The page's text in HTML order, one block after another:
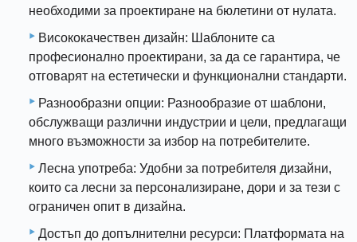
необходими за проектиране на бюлетини от нулата.
Висококачествен дизайн: Шаблоните са
професионално проектирани, за да се гарантира, че
отговарят на естетически и функционални стандарти.
Разнообразни опции: Разнообразие от шаблони,
обслужващи различни индустрии и цели, предлагащи
много възможности за избор на потребителите.
Лесна употреба: Удобни за потребителя дизайни,
които са лесни за персонализиране, дори и за тези с
ограничен опит в дизайна.
Достъп до допълнителни ресурси: Платформата на